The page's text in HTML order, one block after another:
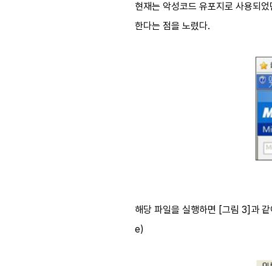
현재는 악성코드 유포지로 사용되
한다는 점을 노렸다.
해당 파일을 실행하면 [그림 3]과
e)